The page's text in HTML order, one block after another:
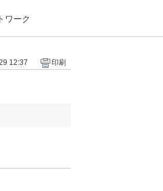
ワーク
12:37 印刷